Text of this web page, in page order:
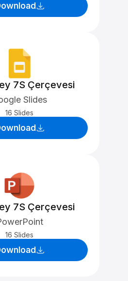
7S Çerçevesi
Slides
16 Slides
7S Çerçevesi
16 Slides